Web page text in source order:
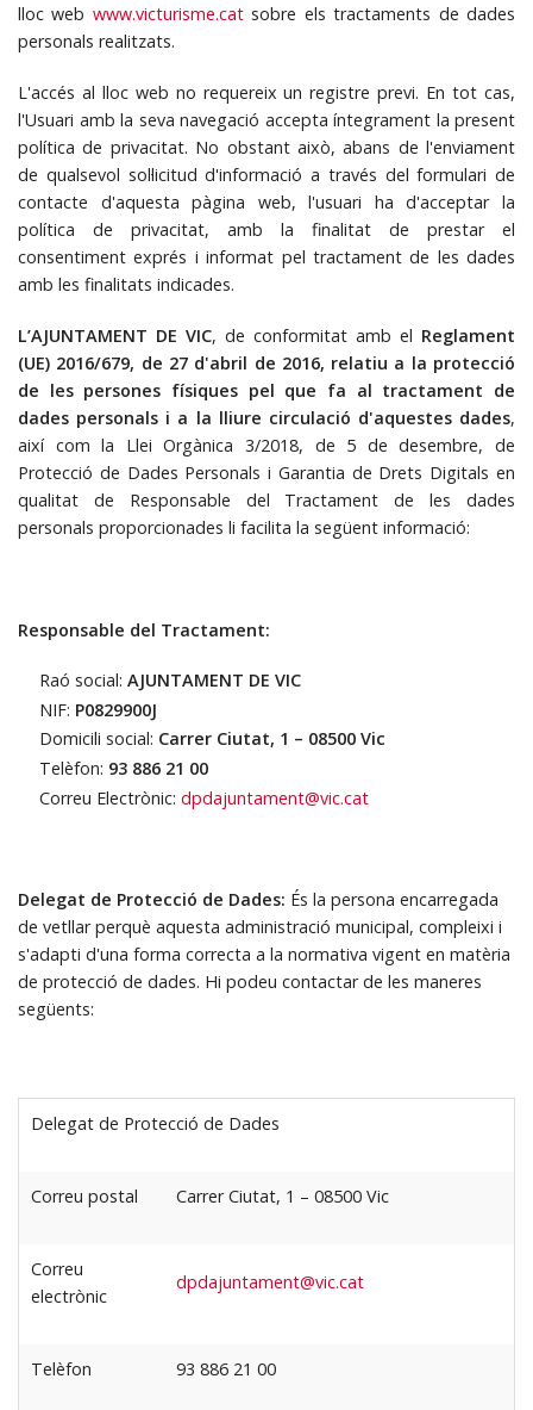
lloc web www.victurisme.catsobre els tractaments de dades
personals realitzats.
L'accés al lloc web no requereix un registre previ. En tot cas,
l'Usuari amb la seva navegació accepta íntegrament la present
política de privacitat. No obstant això, abans de l'enviament
de qualsevol sol·licitud d'informació a través del formulari de
contacte d'aquesta pàgina web,l'usuari ha d'acceptar la
política de privacitat, amb la finalitat de prestar el
consentiment exprés i informat pel tractament de les dades
amb les finalitats indicades.
L’AJUNTAMENT DE VIC, de conformitat amb el Reglament
(UE) 2016/679, de 27 d'abril de 2016, relatiu a la protecció
de les persones físiques pel que fa al tractament de
dades personals i a la lliure circulació d'aquestes dades,
així com la Llei Orgànica 3/2018, de 5 de desembre, de
Protecció de Dades Personals i Garantia de Drets Digitals en
qualitat de Responsable del Tractament de les dades
personals proporcionades li facilita la següent informació:
Responsable del Tractament:
Raó social: AJUNTAMENT DE VIC
NIF: P0829900J
Domicili social: Carrer Ciutat, 1 – 08500 Vic
Telèfon: 93 886 21 00
Correu Electrònic: dpdajuntament@vic.cat
Delegat de Protecció de Dades: És la persona encarregada
de vetllar perquè aquesta administració municipal, compleixi i
s'adapti d'una forma correcta a la normativa vigent en matèria
de protecció de dades. Hi podeu contactar de les maneres
següents:
Delegat de Protecció de Dades
Correu postal Carrer Ciutat, 1 – 08500 Vic
Correu
electrònic
dpdajuntament@vic.cat
Telèfon 93 886 21 00